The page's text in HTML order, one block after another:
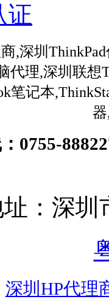
证
,深圳
代理,深圳联想
笔记本
0755-
：深圳
深圳HP代理